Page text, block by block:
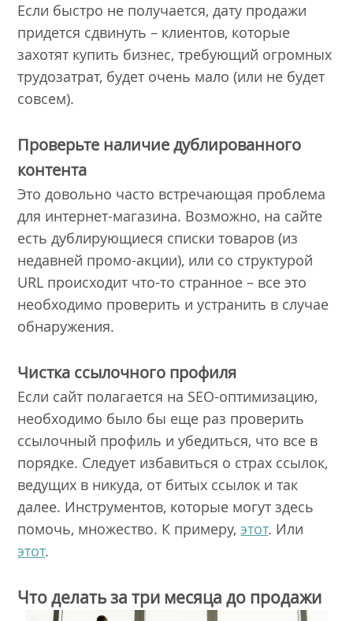
Если быстро не получается, дату продажи
придется сдвинуть – клиентов, которые
захотят купить бизнес, требующий огромных
трудозатрат, будет очень мало (или не будет
совсем).
Проверьте наличие дублированного
контента
Это довольно часто встречающая проблема
для интернет-магазина. Возможно, на сайте
есть дублирующиеся списки товаров (из
недавней промо-акции), или со структурой
URL происходит что-то странное – все это
необходимо проверить и устранить в случае
обнаружения.
Чистка ссылочного профиля
Если сайт полагается на SEO-оптимизацию,
необходимо было бы еще раз проверить
ссылочный профиль и убедиться, что все в
порядке. Следует избавиться о страх ссылок,
ведущих в никуда, от битых ссылок и так
далее. Инструментов, которые могут здесь
помочь, множество. К примеру,этот. Или
этот.
Что делать за три месяца до продажи